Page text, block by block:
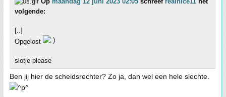
volgende:
[..]
Opgelost
slotje please
Ben jij hier de scheidsrechter? Zo ja, dan wel een hele slechte.